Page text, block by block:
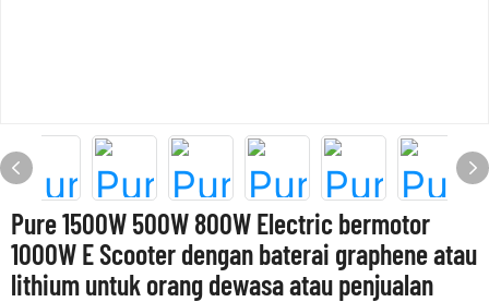
Pure 1500W 500W 800W Electric bermotor
1000W E Scooter dengan baterai graphene atau
lithium untuk orang dewasa atau penjualan